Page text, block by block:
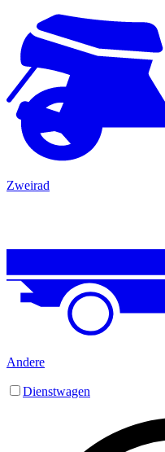
Zweirad
Andere
Dienstwagen